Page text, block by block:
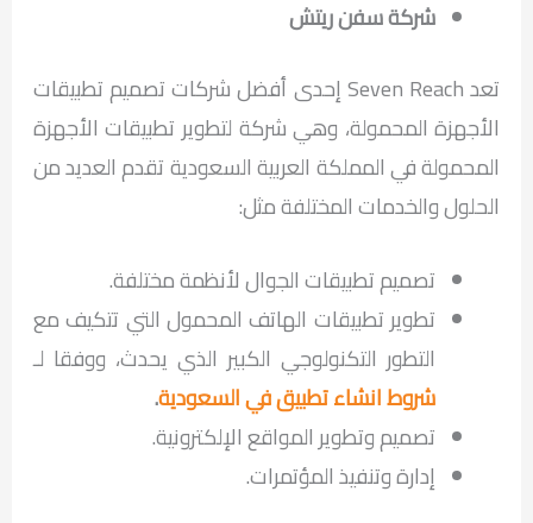
شركة سفن ريتش
تعد Seven Reach إحدى أفضل شركات تصميم تطبيقات
الأجهزة المحمولة، وهي شركة لتطوير تطبيقات الأجهزة
المحمولة في المملكة العربية السعودية تقدم العديد من
الحلول والخدمات المختلفة مثل:
تصميم تطبيقات الجوال لأنظمة مختلفة.
تطوير تطبيقات الهاتف المحمول التي تتكيف مع
التطور التكنولوجي الكبير الذي يحدث، ووفقا لـ
شروط انشاء تطبيق في السعودية.
تصميم وتطوير المواقع الإلكترونية.
إدارة وتنفيذ المؤتمرات.